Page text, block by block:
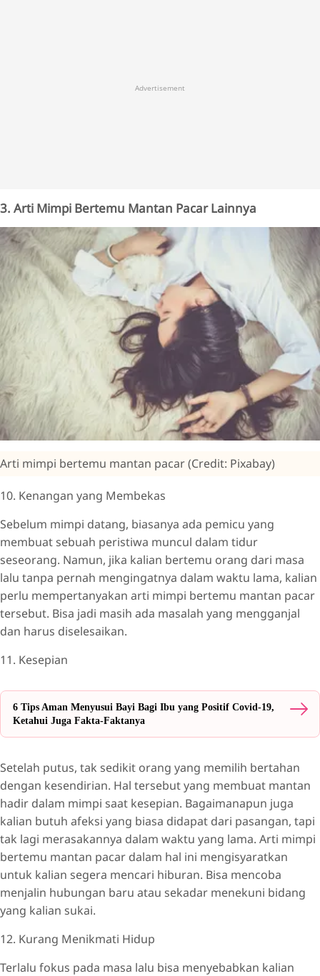
Advertisement
3. Arti Mimpi Bertemu Mantan Pacar Lainnya
Arti mimpi bertemu mantan pacar (Credit: Pixabay)
10. Kenangan yang Membekas
Sebelum mimpi datang, biasanya ada pemicu yang
membuat sebuah peristiwa muncul dalam tidur
seseorang. Namun, jika kalian bertemu orang dari masa
lalu tanpa pernah mengingatnya dalam waktu lama, kalian
perlu mempertanyakan arti mimpi bertemu mantan pacar
tersebut. Bisa jadi masih ada masalah yang mengganjal
dan harus diselesaikan.
11. Kesepian
6 Tips Aman Menyusui Bayi Bagi Ibu yang Positif Covid-19,
Ketahui Juga Fakta-Faktanya
Setelah putus, tak sedikit orang yang memilih bertahan
dengan kesendirian. Hal tersebut yang membuat mantan
hadir dalam mimpi saat kesepian. Bagaimanapun juga
kalian butuh afeksi yang biasa didapat dari pasangan, tapi
tak lagi merasakannya dalam waktu yang lama. Arti mimpi
bertemu mantan pacar dalam hal ini mengisyaratkan
untuk kalian segera mencari hiburan. Bisa mencoba
menjalin hubungan baru atau sekadar menekuni bidang
yang kalian sukai.
12. Kurang Menikmati Hidup
Terlalu fokus pada masa lalu bisa menyebabkan kalian